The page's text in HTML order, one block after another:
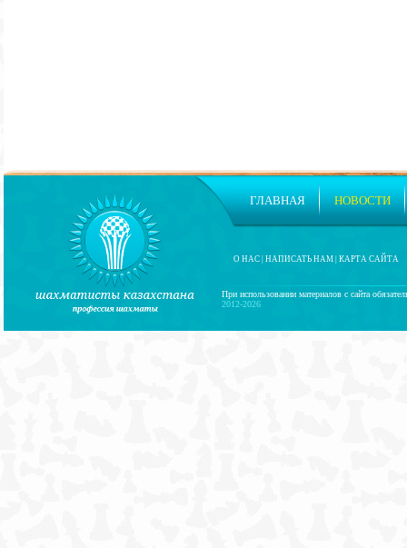
При использовании материалов с сайта
2012-2026
О НАС НАПИСАТЬ НАМ КАРТА САЙТА
ГЛАВНАЯ НОВОСТИ